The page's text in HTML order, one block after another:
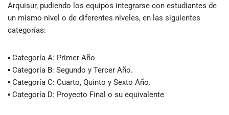
Arquisur, pudiendo los equipos integrarse con estudiantes de
un mismo nivel o de diferentes niveles, en las siguientes
categorías:
▪ Categoría A: Primer Año
▪ Categoría B: Segundo y Tercer Año.
▪ Categoría C: Cuarto, Quinto y Sexto Año.
▪ Categoría D: Proyecto Final o su equivalente